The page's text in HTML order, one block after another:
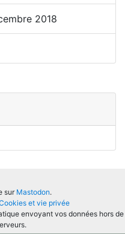
2018
sur Mastodon.
et vie privée
envoyant vos données hors de